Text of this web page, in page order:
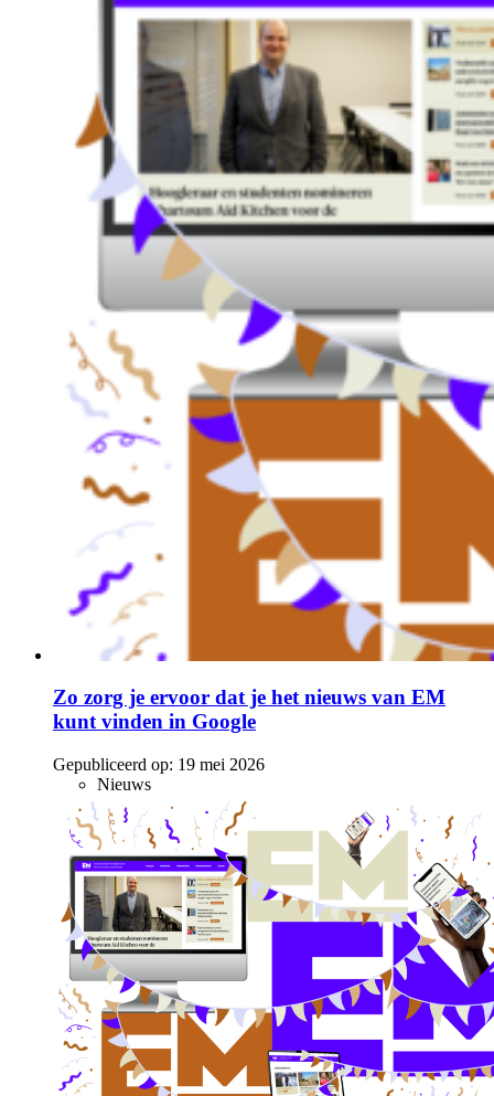
Zo zorg je ervoor dat je het nieuws van EM
kunt vinden in Google
Gepubliceerd op: 19 mei 2026
Nieuws